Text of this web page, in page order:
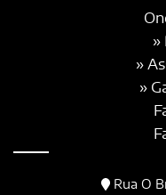
»
»
»
Rua O